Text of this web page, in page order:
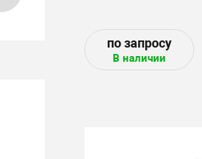
В наличии